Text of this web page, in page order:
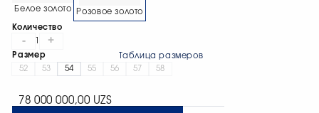
Белое золото
Розовое золото
Количество
- +
Размер
Таблица размеров
52
53 54 55 56 57 58
78 000 000,00 UZS